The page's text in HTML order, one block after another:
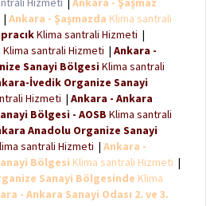
| Ankara - Şaşmazda Klima santrali
Klima santrali Hizmeti |
Klima santrali Hizmeti | Ankara -
Sanayi BölgesiKlima santrali
İvedik Organize Sanayi
Hizmeti | Ankara - Ankara
Bölgesi - AOSB Klima santrali
Anadolu Organize Sanayi
santrali Hizmeti | Ankara -
Bölgesi Klima santrali Hizmeti |
Sanayi Bölgesinde Klima
- Ankara Sanayi Odası 2. ve 3.